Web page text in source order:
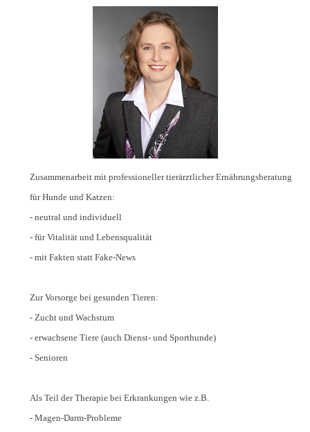
Zusammenarbeit mit professioneller tierärztlicher Ernährungsberatung
für Hunde und Katzen:
- neutral und individuell
- für Vitalität und Lebensqualität
- mit Fakten statt Fake-News
Zur Vorsorge bei gesunden Tieren:
- Zucht und Wachstum
- erwachsene Tiere (auch Dienst- und Sporthunde)
- Senioren
Als Teil der Therapie bei Erkrankungen wie z.B.
- Magen-Darm-Probleme